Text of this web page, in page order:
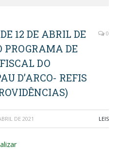
12 DE ABRIL DE
PROGRAMA DE
DO
D’ARCO- REFIS
0
DE 2021 LEIS